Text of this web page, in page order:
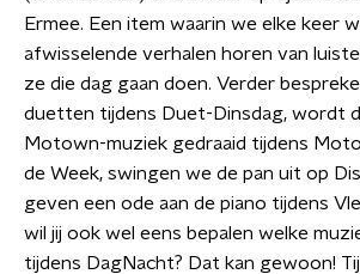
Ermee. Een item waarin we elke keer
afwisselende verhalen horen van
ze die dag gaan doen. Verder
duetten tijdens Duet-Dinsdag, wordt
Motown-muziek gedraaid tijdens
de Week, swingen we de pan uit op
geven een ode aan de piano tijdens
wil jij ook wel eens bepalen welke
tijdens DagNacht? Dat kan gewoon!